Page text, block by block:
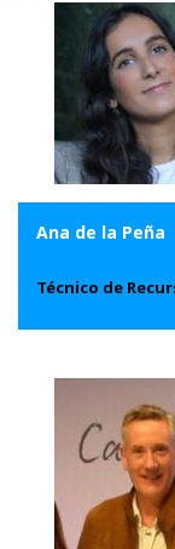
Ana de la Peña
Técnico de